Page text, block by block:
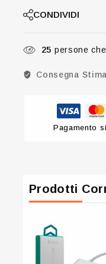
CONDIVIDI
25 persone
Consegna
Pagamento
Prodotti